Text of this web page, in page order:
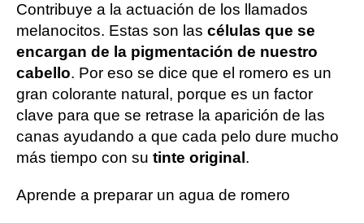
Contribuye a la actuación de los llamados
melanocitos. Estas son las células que se
encargan de la pigmentación de nuestro
cabello. Por eso se dice que el romero es un
gran colorante natural, porque es un factor
clave para que se retrase la aparición de las
canas ayudando a que cada pelo dure mucho
más tiempo con su tinte original .
Aprende a preparar un agua de romero